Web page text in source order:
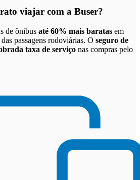
viajar com a Buser?
de ônibus até 60% mais baratas em
passagens rodoviárias. O seguro de
taxa de serviço nas compras pelo